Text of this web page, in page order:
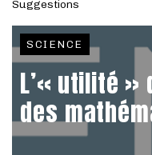
Suggestions
SCIENCE
L’« utilité »
des